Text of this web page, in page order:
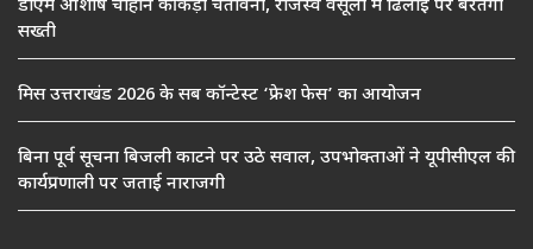
डीएम आशीष चौहान की कड़ी चेतावनी, राजस्व वसूली में ढिलाई पर बरतेगी
सख्ती
मिस उत्तराखंड 2026 के सब कॉन्टेस्ट ‘फ्रेश फेस’ का आयोजन
बिना पूर्व सूचना बिजली काटने पर उठे सवाल, उपभोक्ताओं ने यूपीसीएल की
कार्यप्रणाली पर जताई नाराजगी